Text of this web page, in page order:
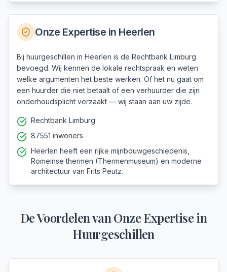
Onze Expertise in Heerlen
Bij huurgeschillen in Heerlen is de Rechtbank Limburg
bevoegd. Wij kennen de lokale rechtspraak en weten
welke argumenten het beste werken. Of het nu gaat om
een huurder die niet betaalt of een verhuurder die zijn
onderhoudsplicht verzaakt — wij staan aan uw zijde.
Rechtbank Limburg
87551 inwoners
Heerlen heeft een rijke mijnbouwgeschiedenis,
Romeinse thermen (Thermenmuseum) en moderne
architectuur van Frits Peutz.
De Voordelen van Onze Expertise in
Huurgeschillen